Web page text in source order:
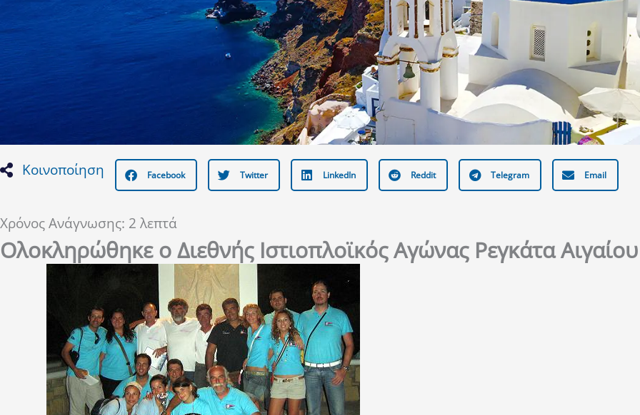
Κοινοποίηση Facebook Twitter LinkedIn Reddit Telegram Email
Χρόνος Ανάγνωσης: 2 λεπτά
Ολοκληρώθηκε ο Διεθνής Ιστιοπλοϊκός Αγώνας Ρεγκάτα